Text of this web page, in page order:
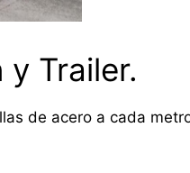
y Trailer.
de acero a cada